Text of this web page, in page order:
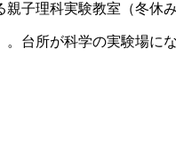
親子理科実験教室（冬休
台所が科学の実験場に